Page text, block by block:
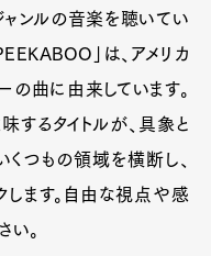
ンルの音楽を聴いてい
」は、アメリカ
の曲に由来しています。
するタイトルが、具象と
くつもの領域を横断し、
ます。自由な視点や感
い。